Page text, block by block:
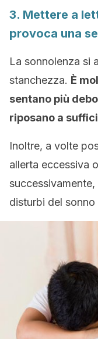
3. Mettere a
provoca una
La sonnolenza si
stanchezza. È
sentano più
riposano a
Inoltre, a volte
allerta eccessiva
disturbi del